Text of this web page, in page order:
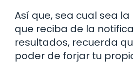
Así que, sea cual sea
que reciba de la
resultados, recuerda
poder de forjar tu